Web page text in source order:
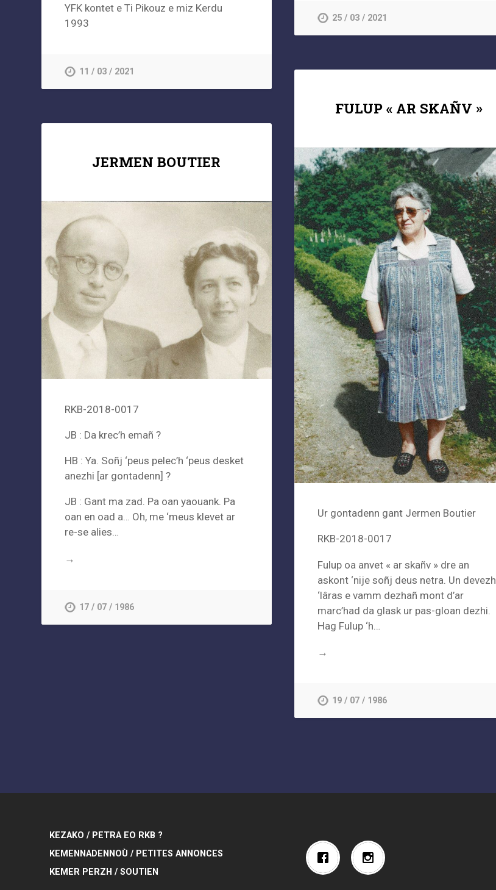
25 / 03 / 2021
YFK kontet e Ti Pikouz e miz Kerdu
1993
11 / 03 / 2021
FULUP « AR SKAÑV »
Ur gontadenn gant Jermen Boutier
RKB-2018-0017
Fulup oa anvet « ar skañv » dre an
askont ‘nije soñj deus netra. Un devezh
‘lâras e vamm dezhañ mont d’ar
marc’had da glask ur pas-gloan dezhi.
Hag Fulup ‘h…
→
19 / 07 / 1986
JERMEN BOUTIER
RKB-2018-0017
JB : Da krec’h emañ ?
HB : Ya. Soñj ‘peus pelec’h ‘peus desket
anezhi [ar gontadenn] ?
JB : Gant ma zad. Pa oan yaouank. Pa
oan en oad a… Oh, me ‘meus klevet ar
re-se alies…
→
17 / 07 / 1986
KEZAKO / PETRA EO RKB ?
KEMENNADENNOÙ / PETITES ANNONCES
KEMER PERZH / SOUTIEN